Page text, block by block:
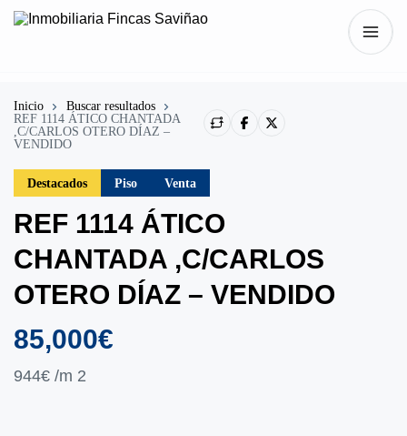
Inicio
Buscar resultados
REF 1114 ÁTICO CHANTADA
,C/CARLOS OTERO DÍAZ –
VENDIDO
Destacados Piso Venta
REF 1114 ÁTICO
CHANTADA ,C/CARLOS
OTERO DÍAZ – VENDIDO
85,000€
944€ /m 2